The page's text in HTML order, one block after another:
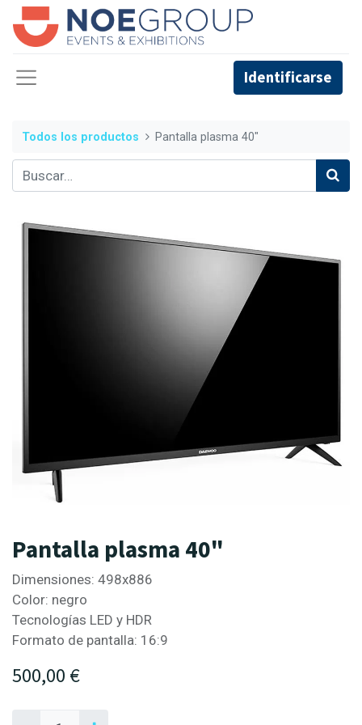
Identificarse
Todos los productos Pantalla plasma 40"
Pantalla plasma 40"
Dimensiones: 498x886
Color: negro
Tecnologías LED y HDR
Formato de pantalla: 16:9
500,00 €